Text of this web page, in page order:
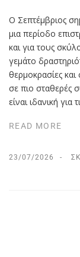
Ο Σεπτέμβριος
μια περίοδο
και για τους
γεμάτο
θερμοκρασίες
σε πιο σταθερές
είναι ιδανική για
READ MORE
23/07/2026